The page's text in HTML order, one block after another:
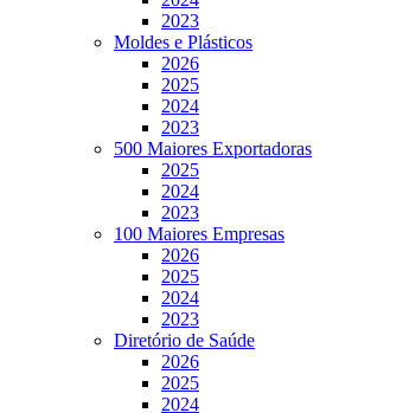
2023
Moldes e Plásticos
2026
2025
2024
2023
500 Maiores Exportadoras
2025
2024
2023
100 Maiores Empresas
2026
2025
2024
2023
Diretório de Saúde
2026
2025
2024